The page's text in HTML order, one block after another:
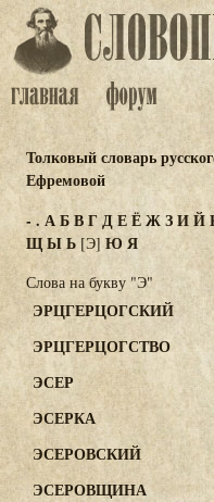
Толковый словарь
Ефремовой
- . АБВГДЕЁЖЗИЙ
ЩЫЬ[Э] Ю Я
Слова на букву "Э"
ЭРЦГЕРЦОГСКИЙ
ЭРЦГЕРЦОГСТВО
ЭСЕР
ЭСЕРКА
ЭСЕРОВСКИЙ
ЭСЕРОВЩИНА